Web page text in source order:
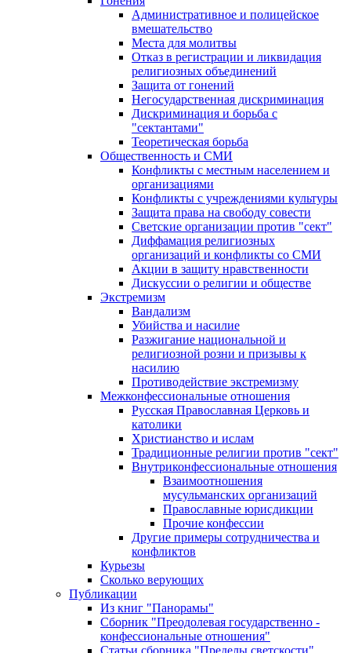
Административное и полицейское
вмешательство
Места для молитвы
Отказ в регистрации и ликвидация
религиозных объединений
Защита от гонений
Негосударственная дискриминация
Дискриминация и борьба с
"сектантами"
Теоретическая борьба
Общественность и СМИ
Конфликты с местным населением и
организациями
Конфликты с учреждениями культуры
Защита права на свободу совести
Светские организации против "сект"
Диффамация религиозных
организаций и конфликты со СМИ
Акции в защиту нравственности
Дискуссии о религии и обществе
Экстремизм
Вандализм
Убийства и насилие
Разжигание национальной и
религиозной розни и призывы к
насилию
Противодействие экстремизму
Межконфессиональные отношения
Русская Православная Церковь и
католики
Христианство и ислам
Традиционные религии против "сект"
Внутриконфессиональные отношения
Взаимоотношения
мусульманских организаций
Православные юрисдикции
Прочие конфессии
Другие примеры сотрудничества и
конфликтов
Курьезы
Сколько верующих
Публикации
Из книг "Панорамы"
Сборник "Преодолевая государственно -
конфессиональные отношения"